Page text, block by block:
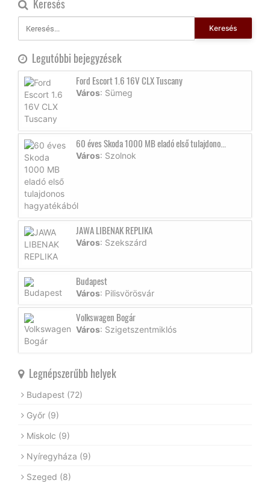
Keresés
Keresés
Legutóbbi bejegyzések
Ford Escort 1.6 16V CLX Tuscany
Város: Sümeg
60 éves Skoda 1000 MB eladó első tulajdono...
Város: Szolnok
JAWA LIBENAK REPLIKA
Város: Szekszárd
Budapest
Város: Pilisvörösvár
Volkswagen Bogár
Város: Szigetszentmiklós
Legnépszerűbb helyek
Budapest (72)
Győr (9)
Miskolc (9)
Nyíregyháza (9)
Szeged (8)